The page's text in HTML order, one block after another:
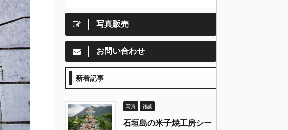
写真販売
お問い合わせ
新着記事
写真 雑談
石垣島の米子焼工房シー